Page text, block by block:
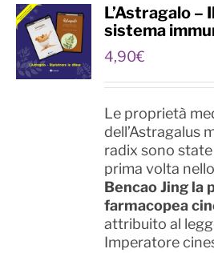
L’Astragalo –
sistema
4,90€
Le proprietà
dell’Astragalus
radix sono
prima volta
Bencao Jing la
farmacopea
attribuito al
Imperatore